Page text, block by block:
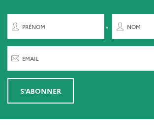
PRÉNOM NOM
EMAIL
S'ABONNER